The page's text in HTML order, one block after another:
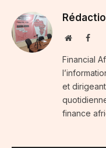
Website
Financial
et
finance